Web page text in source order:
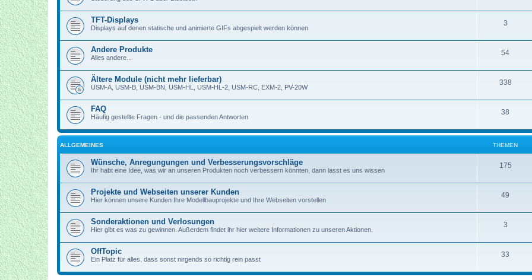
TFT-Displays
Displays auf denen statische und animierte GIFs abgespielt werden können
3
Andere Produkte
Alles andere...
54
Ältere Module (nicht mehr lieferbar)
USM-A, USM-B, USM-BN, USM-HL, USM-HL-2, USM-RC, EXM-2, PV-20W
338
FAQ
Häufig gestellte Fragen - und die passenden Antworten
38
ALLGEMEINES THEMEN
Wünsche, Anregungungen und Verbesserungsvorschläge
Ihr habt eine Idee, was wir an unseren Produkten noch verbessern könnten, dann lasst es uns wissen
175
Projekte und Webseiten unserer Kunden
Hier können unsere Kunden Ihre Modellbauprojekte und Ihre Webseiten vorstellen
49
Sonderaktionen und Verlosungen
Hier gibt es was zu gewinnen. Außerdem findet ihr hier weitere Informationen zu unseren Aktionen.
3
OffTopic
Ein Platz für alles, dass sonst nirgends so richtig rein passt
33